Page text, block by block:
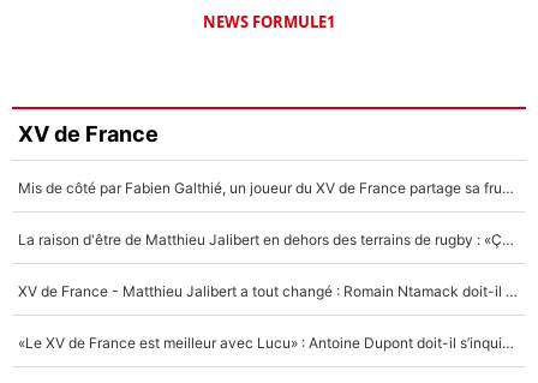
NEWS FORMULE1
XV de France
Mis de côté par Fabien Galthié, un joueur du XV de France partage sa frustration : «ils ne me l’ont pas dit tout de suite»
La raison d'être de Matthieu Jalibert en dehors des terrains de rugby : «Ça m'atteint autant que si tu touches à un membre de ma famille»
XV de France - Matthieu Jalibert a tout changé : Romain Ntamack doit-il s’inquiéter pour sa place à un an de la Coupe du monde ?
«Le XV de France est meilleur avec Lucu» : Antoine Dupont doit-il s’inquiéter pour sa place ?